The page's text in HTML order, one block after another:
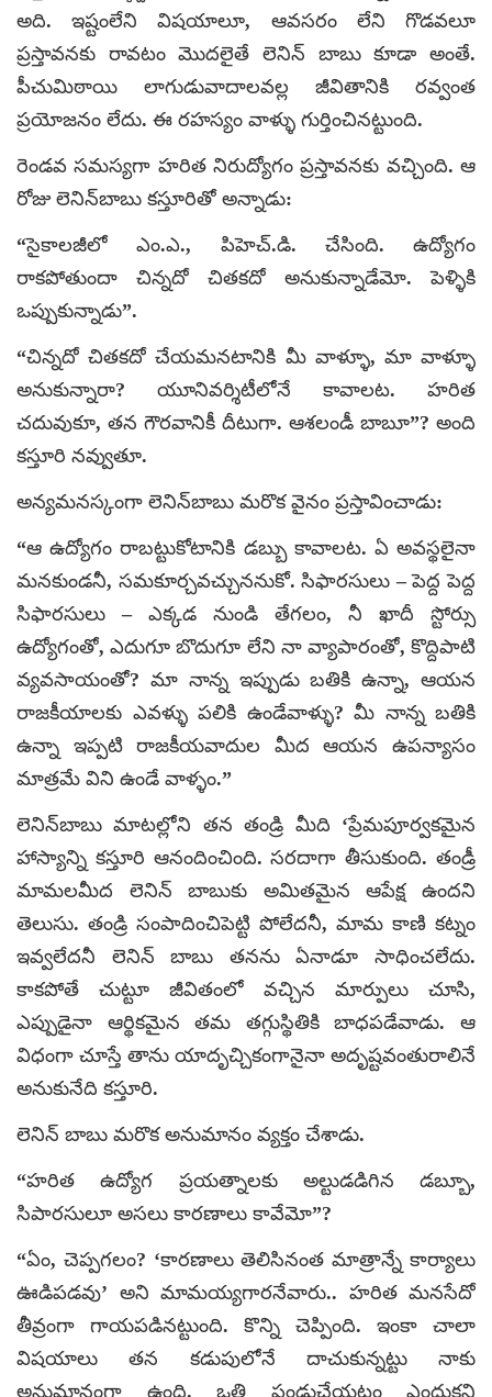
అది. ఇష్టంలేని విషయాలూ, ఆవసరం లేని గొడవలూ
ప్రస్తావనకు రావటం మొదలైతే లెనిన్‌ బాబు కూడా అంతే.
పీచుమిఠాయి లాగుడువాదాలవల్ల జీవితానికి రవ్వంత
ప్రయోజనం లేదు. ఈ రహస్యం వాళ్ళు గుర్తించినట్టుంది.
రెండవ సమస్యగా హరిత నిరుద్యోగం ప్రస్తావనకు వచ్చింది. ఆ
రోజు లెనిన్‌బాబు కస్తూరితో అన్నాడు:
“సైకాలజీలో ఎం.ఎ., పిహెచ్‌.డి. చేసింది. ఉద్యోగం
రాకపోతుందా చిన్నదో చితకదో అనుకున్నాడేమో. పెళ్ళికి
ఒప్పుకున్నాడు”.
“చిన్నదో చితకదో చేయమనటానికి మీ వాళ్ళూ, మా వాళ్ళూ
అనుకున్నారా? యూనివర్శిటీలోనే కావాలట. హరిత
చదువుకూ, తన గౌరవానికీ దీటుగా. ఆశలండీ బాబూ”? అంది
కస్తూరి నవ్వుతూ.
అన్యమనస్కంగా లెనిన్‌బాబు మరొక వైనం ప్రస్తావించాడు:
“ఆ ఉద్యోగం రాబట్టుకోటానికి డబ్బు కావాలట. ఏ అవస్థలైనా
మనకుండనీ, సమకూర్చవచ్చుననుకో. సిఫారసులు – పెద్ద పెద్ద
సిఫారసులు – ఎక్కడ నుండి తేగలం, నీ ఖాదీ స్టోర్సు
ఉద్యోగంతో, ఎదుగూ బొదుగూ లేని నా వ్యాపారంతో, కొద్దిపాటి
వ్యవసాయంతో? మా నాన్న ఇప్పుడు బతికి ఉన్నా, ఆయన
రాజకీయాలకు ఎవళ్ళు పలికి ఉండేవాళ్ళు? మీ నాన్న బతికి
ఉన్నా ఇప్పటి రాజకీయవాదుల మీద ఆయన ఉపన్యాసం
మాత్రమే విని ఉండే వాళ్ళం.”
లెనిన్‌బాబు మాటల్లోని తన తండ్రి మీది ‘ప్రేమపూర్వకమైన
హాస్యాన్ని కస్తూరి ఆనందించింది. సరదాగా తీసుకుంది. తండ్రీ
మామలమీద లెనిన్‌ బాబుకు అమితమైన ఆపేక్ష ఉందని
తెలుసు. తండ్రి సంపాదించిపెట్టి పోలేదనీ, మామ కాణి కట్నం
ఇవ్వలేదనీ లెనిన్‌ బాబు తనను ఏనాడూ సాధించలేదు.
కాకపోతే చుట్టూ జీవితంలో వచ్చిన మార్పులు చూసి,
ఎప్పుడైనా ఆర్థికమైన తమ తగ్గుస్థితికి బాధపడేవాడు. ఆ
విధంగా చూస్తే తాను యాదృచ్చికంగానైనా అదృష్టవంతురాలినే
అనుకునేది కస్తూరి.
లెనిన్‌ బాబు మరొక అనుమానం వ్యక్తం చేశాడు.
“హరిత ఉద్యోగ ప్రయత్నాలకు అల్టుడడిగిన డబ్బూ,
సిపారసులూ అసలు కారణాలు కావేమో”?
“ఏం, చెప్పగలం? ‘కారణాలు తెలిసినంత మాత్రాన్నే కార్యాలు
ఊడిపడవు’ అని మామయ్యగారనేవారు.. హరిత మనసేదో
తీవ్రంగా గాయపడినట్టుంది. కొన్ని చెప్పింది. ఇంకా చాలా
విషయాలు తన కడుపులోనే దాచుకున్నట్టు నాకు
అనుమానంగా ఉంది. ఒత్తి పండుచేయటం ఎందుకని